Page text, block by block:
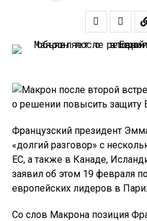
Французский президент
«долгий разговор» с
ЕС, а также в Канаде,
заявил об этом 19 февраля
европейских лидеров в
Со слов Макрона позиция